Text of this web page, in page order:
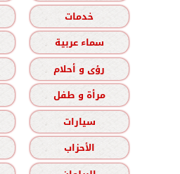
خدمات
سماء عربية
رؤى و أحلام
مرأة و طفل
سيارات
الأحزاب